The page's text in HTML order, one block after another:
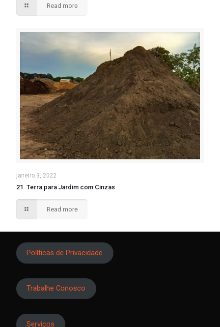
Read more
janeiro 3, 2022
21. Terra para Jardim com Cinzas
Read more
Políticas de Privacidade
Trabalhe Conosco
Serviços